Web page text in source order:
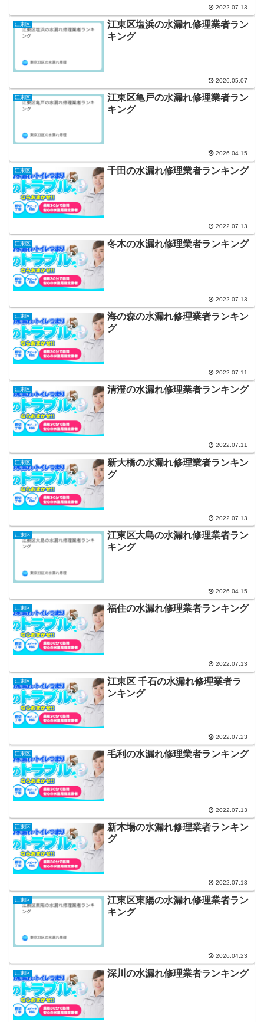
2022.07.13
江東区
江東区塩浜の水漏れ修理業者ラン
キング
2026.05.07
江東区
江東区亀戸の水漏れ修理業者ラン
キング
2026.04.15
江東区 千田の水漏れ修理業者ランキング
2022.07.13
江東区 冬木の水漏れ修理業者ランキング
2022.07.13
江東区
海の森の水漏れ修理業者ランキン
グ
2022.07.11
江東区 清澄の水漏れ修理業者ランキング
2022.07.11
江東区
新大橋の水漏れ修理業者ランキン
グ
2022.07.13
江東区
江東区大島の水漏れ修理業者ラン
キング
2026.04.15
江東区 福住の水漏れ修理業者ランキング
2022.07.13
江東区
江東区 千石の水漏れ修理業者ラ
ンキング
2022.07.23
江東区 毛利の水漏れ修理業者ランキング
2022.07.13
江東区
新木場の水漏れ修理業者ランキン
グ
2022.07.13
江東区
江東区東陽の水漏れ修理業者ラン
キング
2026.04.23
江東区 深川の水漏れ修理業者ランキング